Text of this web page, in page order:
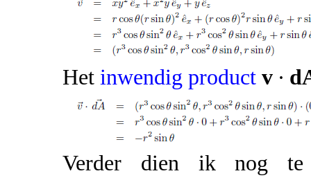
Het inwendig product v ∙
Verder dien ik nog te